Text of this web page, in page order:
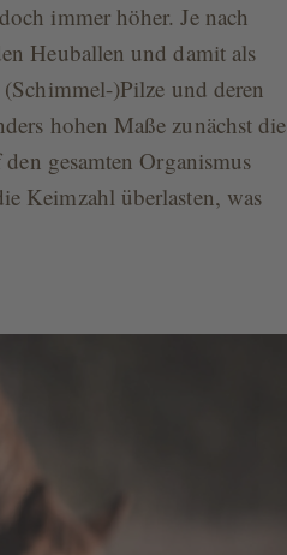
immer höher. Je nach
Heuballen und damit als
)Pilze und deren
hohen Maße zunächst die
gesamten Organismus
Keimzahl überlasten, was